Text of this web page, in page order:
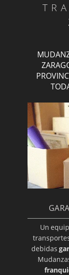
Un
debidas